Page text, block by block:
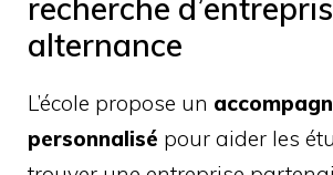
recherche
alternance
L’école propose un
personnalisé pour aider les